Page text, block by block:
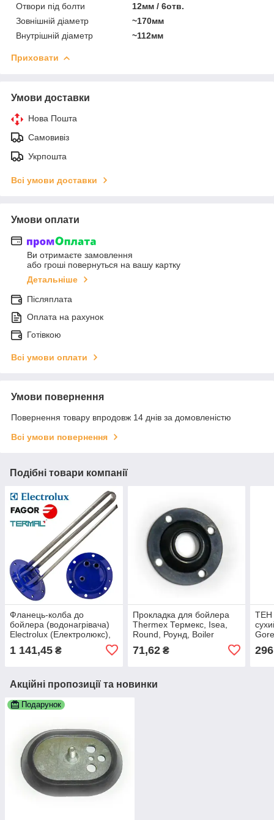
Отвори під болти
12мм / 6отв.
Зовнішній діаметр
~170мм
Внутрішній діаметр
~112мм
Приховати
Умови доставки
Нова Пошта
Самовивіз
Укрпошта
Всі умови доставки
Умови оплати
Ви отримаєте замовлення
або гроші повернуться на вашу картку
Детальніше
Післяплата
Оплата на рахунок
Готівкою
Всі умови оплати
Умови повернення
Повернення товару впродовж 14 днів за домовленістю
Всі умови повернення
Подібні товари компанії
Фланець-колба до
бойлера (водонагрівача)
Electrolux (Електролюкс),
(Термал) НЕРЖАВІЙКА
1 141,45 ₴
Прокладка для бойлера
Thermex Термекс, Isea,
Round, Роунд, Boiler
71,62₴
ТЕН
296
Акційні пропозиції та новинки
Подарунок